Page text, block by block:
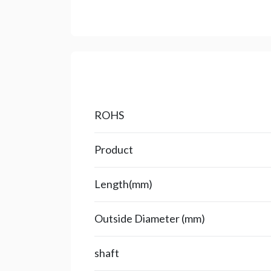
ROHS
Product
Length(mm)
Outside Diameter (mm)
shaft